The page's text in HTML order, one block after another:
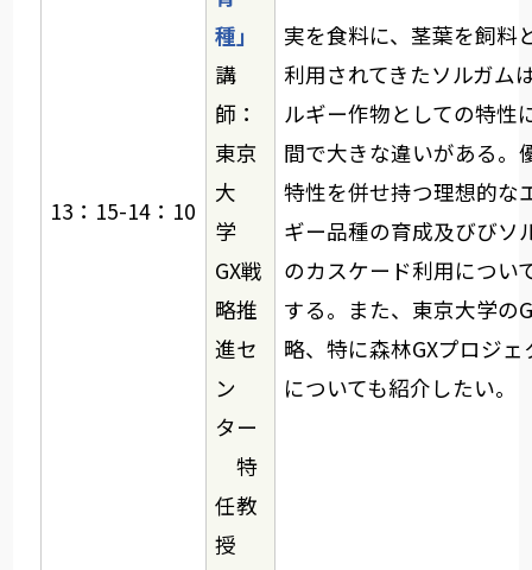
13：15-14：10
種」
講
師：
東京
大
学
GX戦
略推
進セ
ン
ター
特
任教
授
実を食料に、茎葉を飼料
利用されてきたソルガム
ルギー作物としての特性
間で大きな違いがある。
特性を併せ持つ理想的な
ギー品種の育成及びびソ
のカスケード利用につい
する。また、東京大学の
略、特に森林GXプロジェ
についても紹介したい。